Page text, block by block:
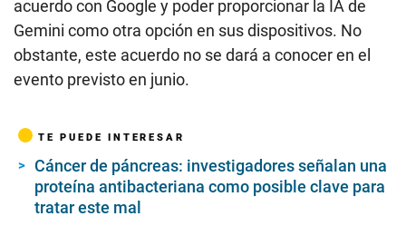
acuerdo con Google y poder proporcionar la IA de
Gemini como otra opción en sus dispositivos. No
obstante, este acuerdo no se dará a conocer en el
evento previsto en junio.
TE PUEDE INTERESAR
Cáncer de páncreas: investigadores señalan una
proteína antibacteriana como posible clave para
tratar este mal